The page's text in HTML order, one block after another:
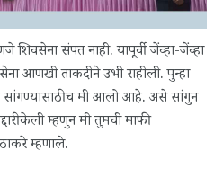
संपत नाही. यापूर्वी जेंव्हा-जेंव्हा
आणखी ताकदीने उभी राहीली. पुन्हा
मी आलो आहे. असे सांगुन
केली म्हणुन मी तुमची माफी
म्हणाले.